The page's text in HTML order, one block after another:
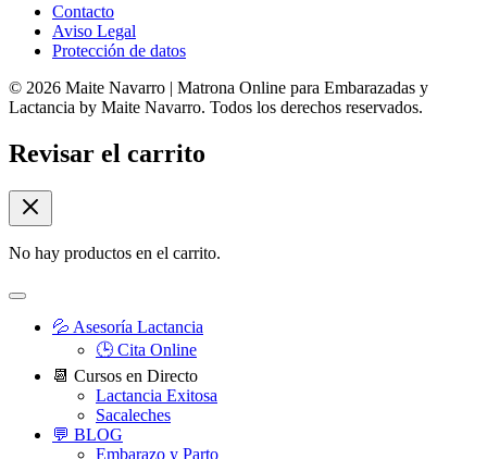
Contacto
Aviso Legal
Protección de datos
© 2026 Maite Navarro | Matrona Online para Embarazadas y
Lactancia by Maite Navarro. Todos los derechos reservados.
Revisar el carrito
No hay productos en el carrito.
💦 Asesoría Lactancia
🕒 Cita Online
📆 Cursos en Directo
Lactancia Exitosa
Sacaleches
💬 BLOG
Embarazo y Parto